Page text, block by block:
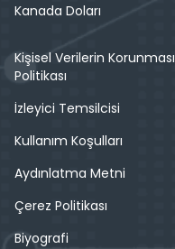
Kanada Doları
Kişisel Verilerin Korunması
Politikası
İzleyici Temsilcisi
Kullanım Koşulları
Aydınlatma Metni
Çerez Politikası
Biyografi